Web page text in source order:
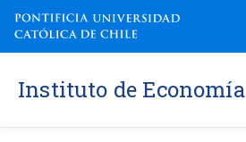
Instituto de Economía